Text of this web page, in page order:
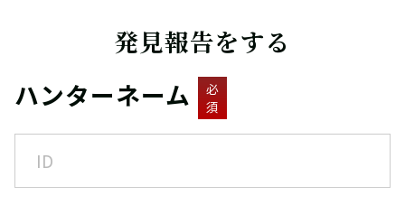
発見報告をする
ハンターネーム
必
須